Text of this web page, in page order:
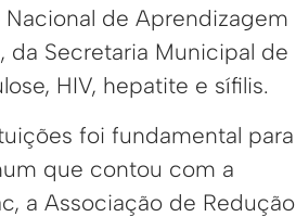
de Aprendizagem
da Secretaria Municipal de
HIV, hepatite e sífilis.
foi fundamental
que contou com a
a Associação de